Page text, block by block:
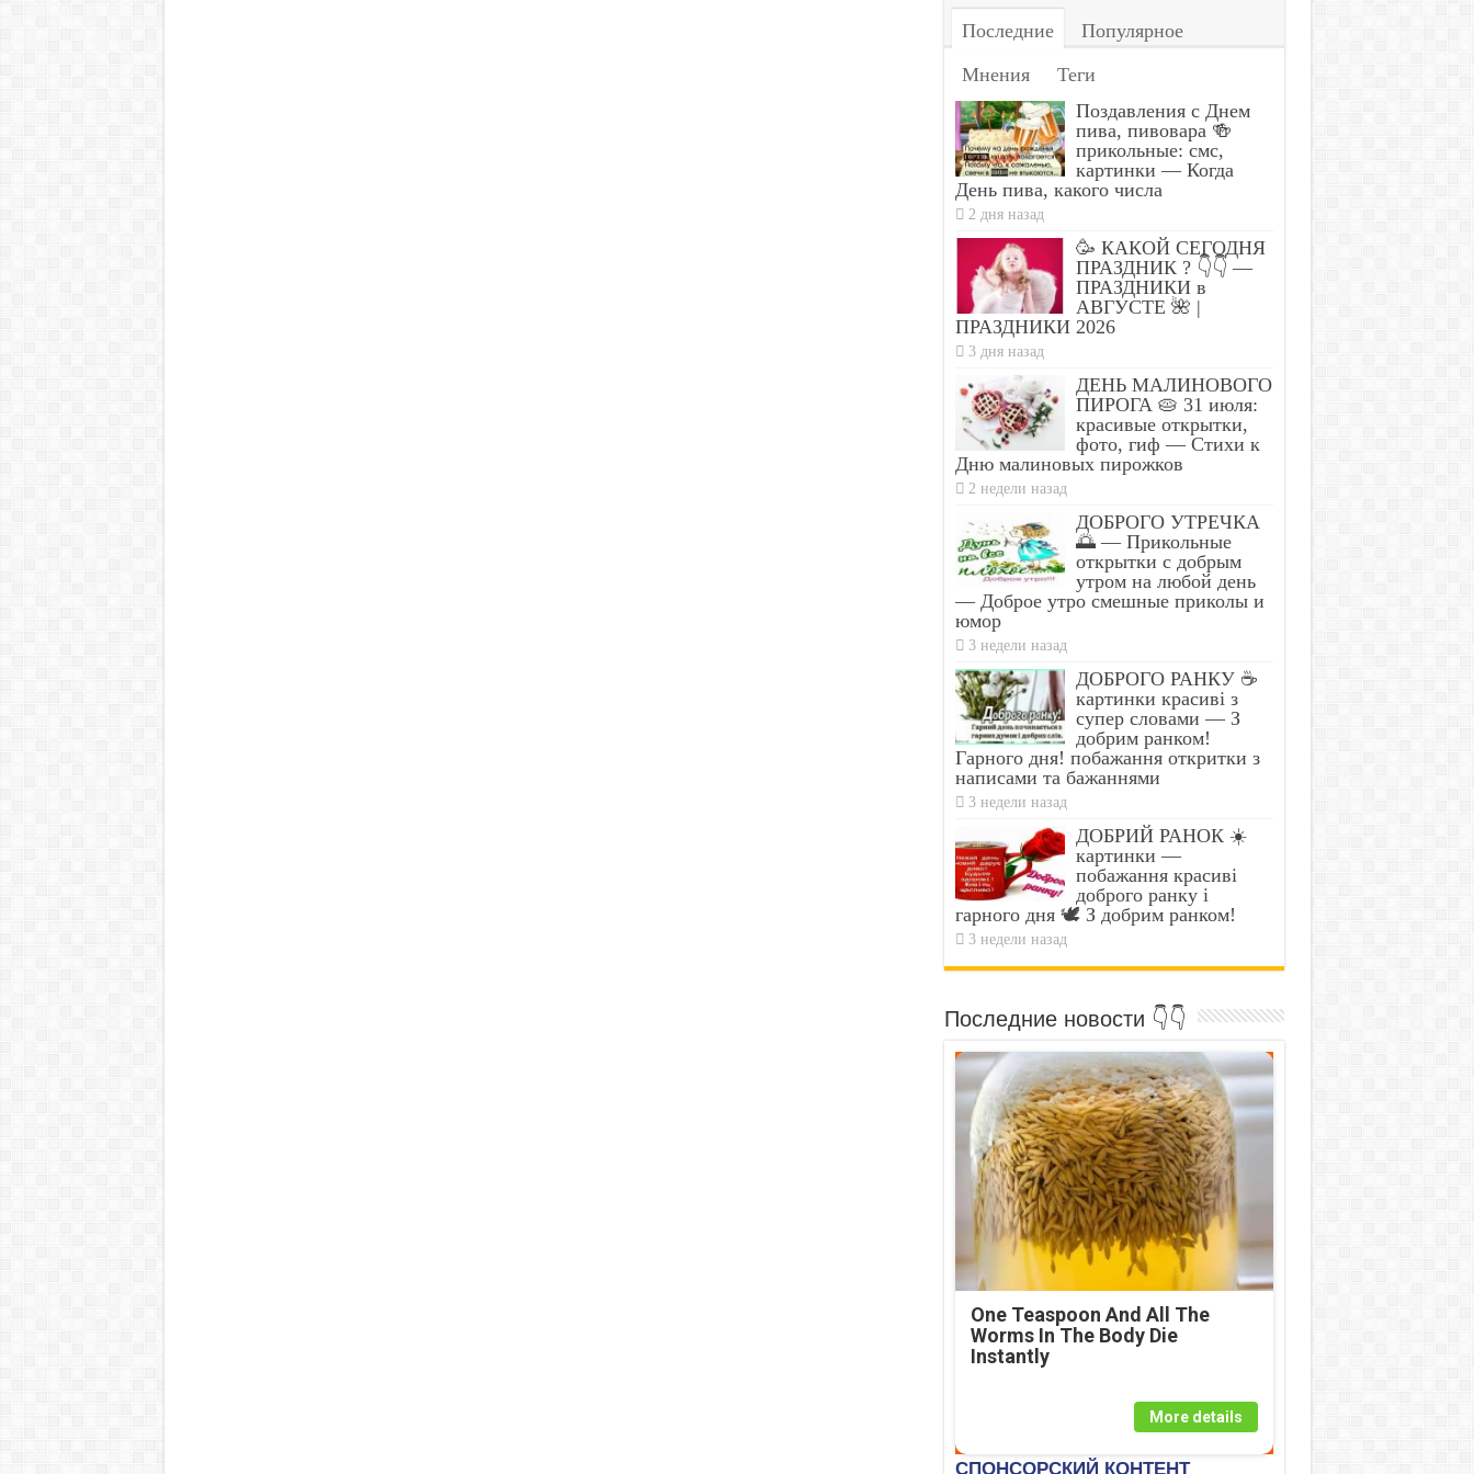
Последние
Популярное
Мнения
Теги
Поздавления с Днем
пива, пивовара 🍻
прикольные: смс,
картинки — Когда
День пива, какого числа
2 дня назад
🥳 КАКОЙ СЕГОДНЯ
ПРАЗДНИК ? 👇👇 —
ПРАЗДНИКИ в
АВГУСТЕ 🌺 |
ПРАЗДНИКИ 2026
3 дня назад
ДЕНЬ МАЛИНОВОГО
ПИРОГА 🥧 31 июля:
красивые открытки,
фото, гиф — Стихи к
Дню малиновых пирожков
2 недели назад
ДОБРОГО УТРЕЧКА
🌅 — Прикольные
открытки с добрым
утром на любой день
— Доброе утро смешные приколы и
юмор
3 недели назад
ДОБРОГО РАНКУ ☕
картинки красиві з
супер словами — З
добрим ранком!
Гарного дня! побажання откритки з
написами та бажаннями
3 недели назад
ДОБРИЙ РАНОК ☀️
картинки —
побажання красиві
доброго ранку і
гарного дня 🕊️ З добрим ранком!
3 недели назад
Последние новости 👇👇
One Teaspoon And All The
Worms In The Body Die
Instantly
More details